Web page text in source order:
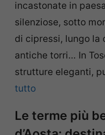
incastonate in
silenziose, sotto
di cipressi, lungo la
antiche torri… In
strutture eleganti,
tutto
Le terme più